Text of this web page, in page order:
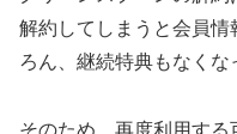
解約してしまうと会員情
ろん、継続特典もなくな